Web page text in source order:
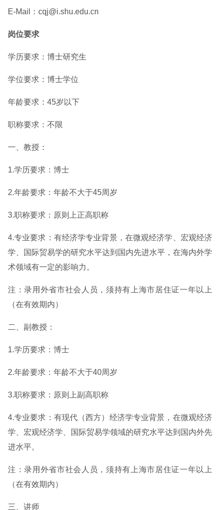
E-Mail：cqj@i.shu.edu.cn
岗位要求
学历要求：博士研究生
学位要求：博士学位
年龄要求：45岁以下
职称要求：不限
一、教授：
1.学历要求：博士
2.年龄要求：年龄不大于45周岁
3.职称要求：原则上正高职称
4.专业要求：有经济学专业背景，在微观经济学、宏观经济
学、国际贸易学的研究水平达到国内先进水平，在海内外学
术领域有一定的影响力。
注：录用外省市社会人员，须持有上海市居住证一年以上
（在有效期内）
二、副教授：
1.学历要求：博士
2.年龄要求：年龄不大于40周岁
3.职称要求：原则上副高职称
4.专业要求：有现代（西方）经济学专业背景，在微观经济
学、宏观经济学、国际贸易学领域的研究水平达到国内外先
进水平。
注：录用外省市社会人员，须持有上海市居住证一年以上
（在有效期内）
三、讲师